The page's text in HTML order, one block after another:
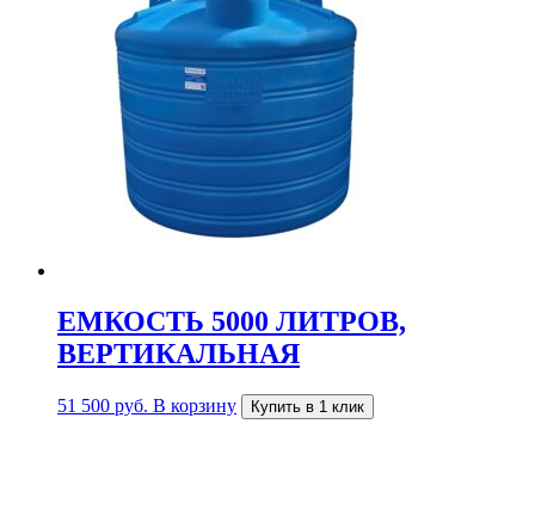
ЕМКОСТЬ 5000 ЛИТРОВ,
ВЕРТИКАЛЬНАЯ
51 500 руб. В корзину Купить в 1 клик